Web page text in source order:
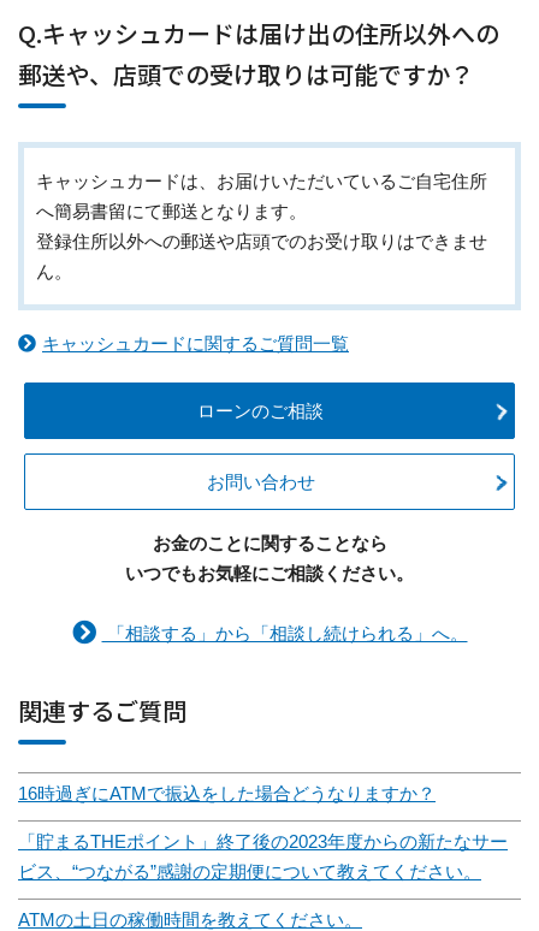
Q.キャッシュカードは届け出の住所以外への
郵送や、店頭での受け取りは可能ですか？
キャッシュカードは、お届けいただいているご自宅住所
へ簡易書留にて郵送となります。
登録住所以外への郵送や店頭でのお受け取りはできませ
ん。
キャッシュカードに関するご質問一覧
ローンのご相談
お問い合わせ
お金のことに関することなら
いつでもお気軽にご相談ください。
「相談する」から「相談し続けられる」へ。
関連するご質問
16時過ぎにATMで振込をした場合どうなりますか？
「貯まるTHEポイント」終了後の2023年度からの新たなサー
ビス、“つながる”感謝の定期便について教えてください。
ATMの土日の稼働時間を教えてください。